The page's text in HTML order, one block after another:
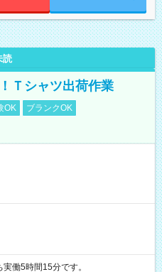
読
Ｔシャツ出荷作業
OK
ブランクOK
のうち実働5時間15分です。